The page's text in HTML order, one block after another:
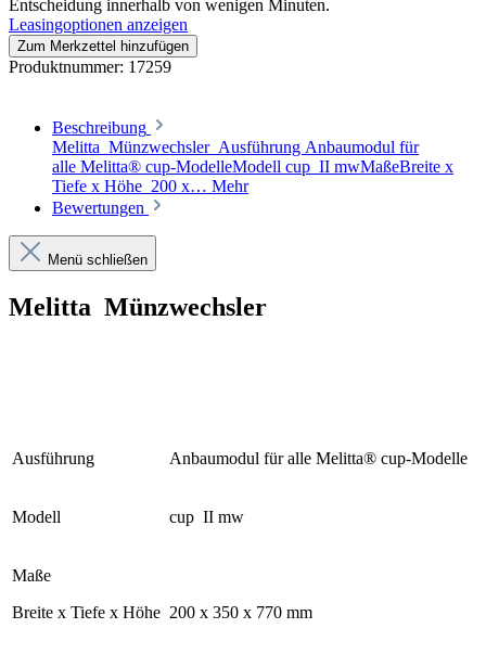
Entscheidung innerhalb von wenigen Minuten.
Leasingoptionen anzeigen
Zum Merkzettel hinzufügen
Produktnummer: 17259
Beschreibung
Melitta Münzwechsler Ausführung Anbaumodul für
alle Melitta® cup-ModelleModell cup II mwMaßeBreite x
Tiefe x Höhe 200 x… Mehr
Bewertungen
Menü schließen
Melitta Münzwechsler
Ausführung Anbaumodul für alle Melitta® cup-Modelle
Modell cup II mw
Maße
Breite x Tiefe x Höhe 200 x 350 x 770 mm